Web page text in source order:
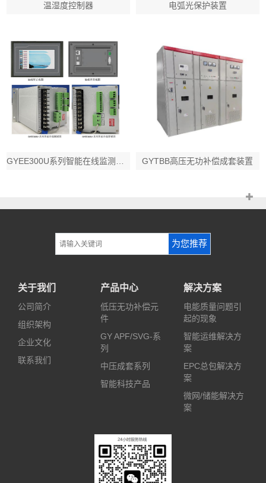
温湿度控制器 电弧光保护装置
GYTBB高压无功补偿成套装置
为您推荐
关于我们
公司简介
组织架构
企业文化
联系我们
产品中心
低压无功补偿元
件
GY APF/SVG-系
列
中压成套系列
智能科技产品
解决方案
电能质量问题引
起的现象
智能运维解决方
案
EPC总包解决方
案
微网/储能解决方
案